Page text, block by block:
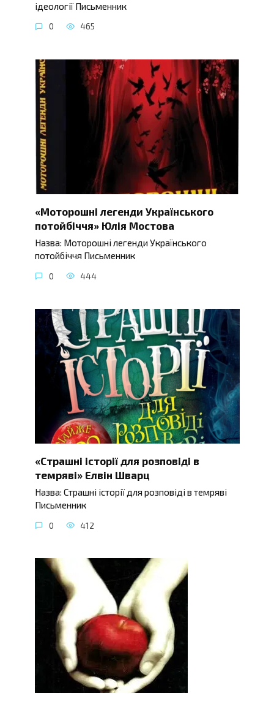
ідеології Письменник
0 465
«Моторошні легенди Українського
потойбіччя» Юлія Мостова
Назва: Моторошні легенди Українського
потойбіччя Письменник
0 444
«Страшні історії для розповіді в
темряві» Елвін Шварц
Назва: Страшні історії для розповіді в темряві
Письменник
0 412